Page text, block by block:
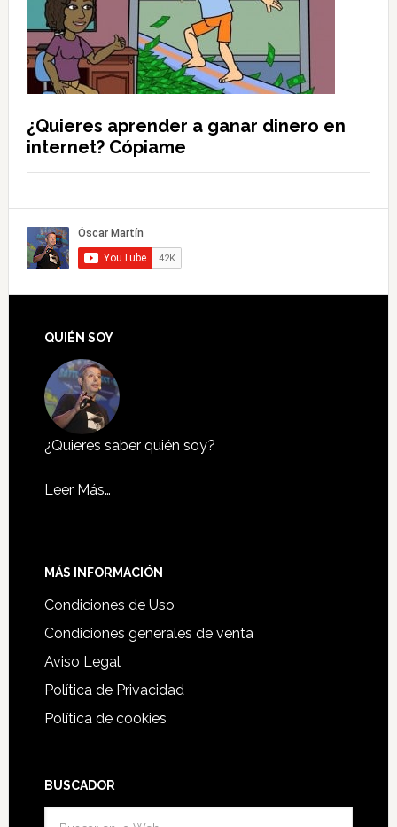
¿Quieres aprender a ganar dinero en
internet? Cópiame
QUIÉN SOY
¿Quieres saber quién soy?
Leer Más…
MÁS INFORMACIÓN
Condiciones de Uso
Condiciones generales de venta
Aviso Legal
Política de Privacidad
Política de cookies
BUSCADOR